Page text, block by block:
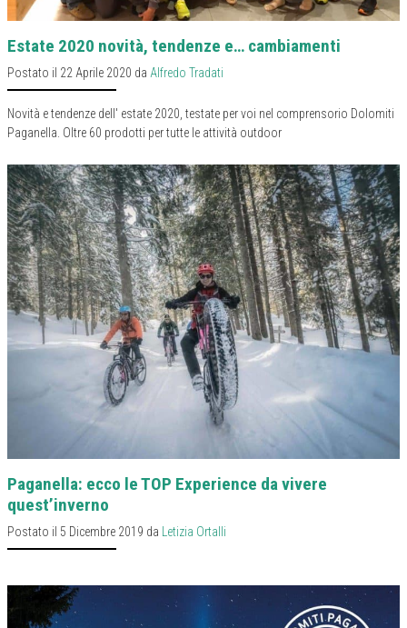
Estate 2020 novità, tendenze e… cambiamenti
Postato il 22 Aprile 2020 da Alfredo Tradati
Novità e tendenze dell' estate 2020, testate per voi nel comprensorio Dolomiti
Paganella. Oltre 60 prodotti per tutte le attività outdoor
Paganella: ecco le TOP Experience da vivere
quest’inverno
Postato il 5 Dicembre 2019 da Letizia Ortalli